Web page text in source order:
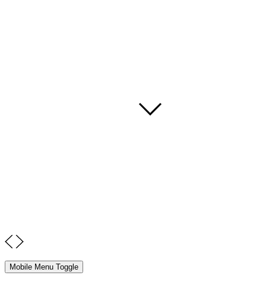
Mobile Menu Toggle